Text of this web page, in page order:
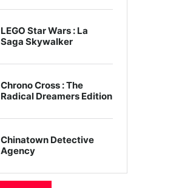
LEGO Star Wars : La
Saga Skywalker
Chrono Cross : The
Radical Dreamers Edition
Chinatown Detective
Agency